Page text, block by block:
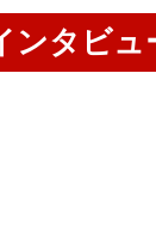
ンタビュ